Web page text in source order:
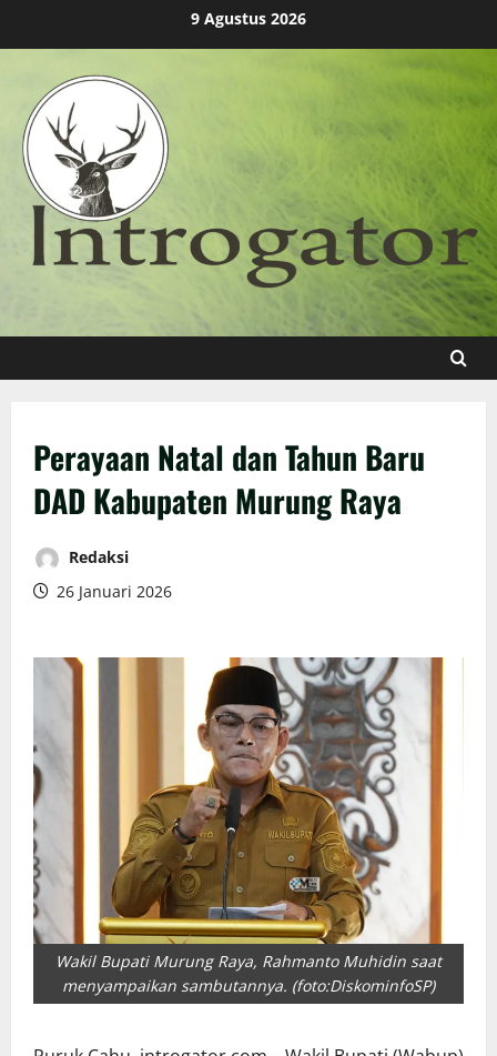
9 Agustus 2026
Perayaan Natal dan Tahun Baru
DAD Kabupaten Murung Raya
Redaksi
26 Januari 2026
Wakil Bupati Murung Raya, Rahmanto Muhidin saat
menyampaikan sambutannya. (foto:DiskominfoSP)